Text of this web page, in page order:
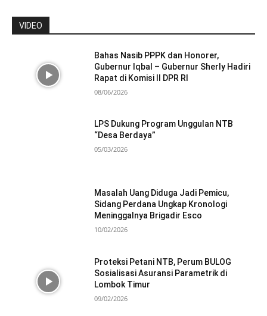
VIDEO
Bahas Nasib PPPK dan Honorer,
Gubernur Iqbal – Gubernur Sherly Hadiri
Rapat di Komisi II DPR RI
08/06/2026
LPS Dukung Program Unggulan NTB
“Desa Berdaya”
05/03/2026
Masalah Uang Diduga Jadi Pemicu,
Sidang Perdana Ungkap Kronologi
Meninggalnya Brigadir Esco
10/02/2026
Proteksi Petani NTB, Perum BULOG
Sosialisasi Asuransi Parametrik di
Lombok Timur
09/02/2026